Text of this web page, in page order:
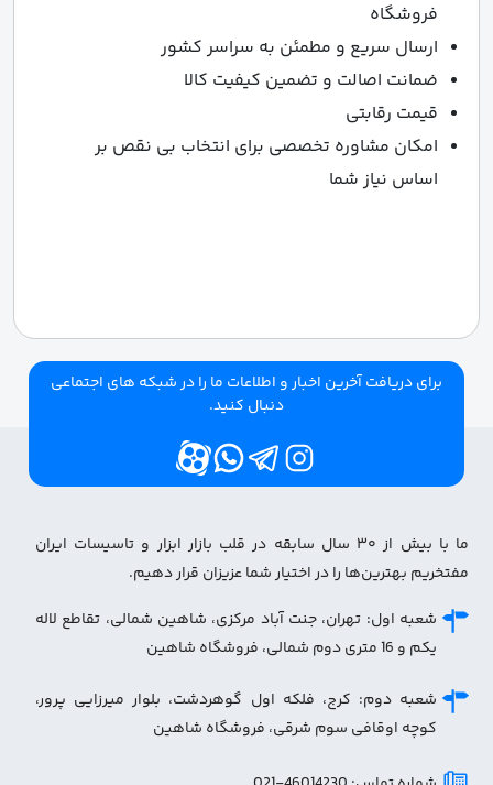
فروشگاه
ارسال سریع و مطمئن به سراسر کشور
ضمانت اصالت و تضمین کیفیت کالا
قیمت رقابتی
امکان مشاوره تخصصی برای انتخاب بی نقص بر
اساس نیاز شما
برای دریافت آخرین اخبار و اطلاعات ما را در شبکه های اجتماعی
دنبال کنید.
ما با بیش از ۳۰ سال سابقه در قلب بازار ابزار و تاسیسات ایران
مفتخریم بهترین‌ها را در اختیار شما عزیزان قرار دهیم.
شعبه اول: تهران، جنت آباد مرکزی، شاهین شمالی، تقاطع لاله
یکم و 16 متری دوم شمالی، فروشگاه شاهین
شعبه دوم: کرج، فلکه اول گوهردشت، بلوار میرزایی پرور،
کوچه اوقافی سوم شرقی، فروشگاه شاهین